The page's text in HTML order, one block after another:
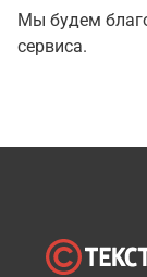
Мы будем
сервиса.